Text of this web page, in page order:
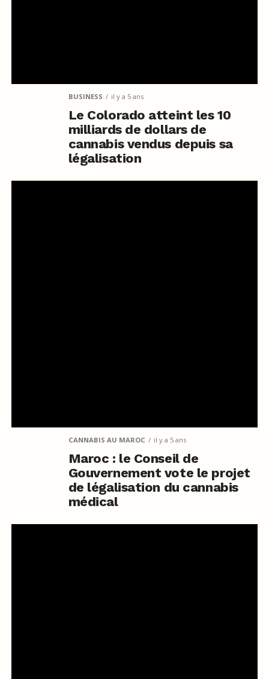
BUSINESS il y a 5 ans
Le Colorado atteint les 10
milliards de dollars de
cannabis vendus depuis sa
légalisation
CANNABIS AU MAROC il y a 5 ans
Maroc : le Conseil de
Gouvernement vote le projet
de légalisation du cannabis
médical